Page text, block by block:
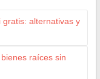
alternativas y
raíces sin